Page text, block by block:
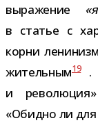
выра­же­ние
в ста­тье с
корни
жи­тель­ным19.
и
«Обидно ли